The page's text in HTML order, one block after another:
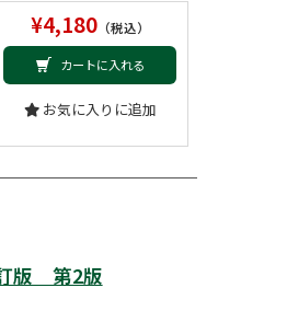
¥4,180（税込）
カートに入れる
お気に入りに追加
版 第2版